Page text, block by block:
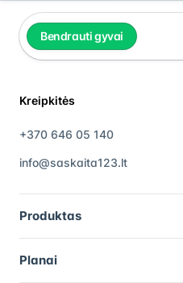
Bendrauti gyvai
Kreipkitės
+370 646 05 140
info@saskaita123.lt
Produktas
Planai